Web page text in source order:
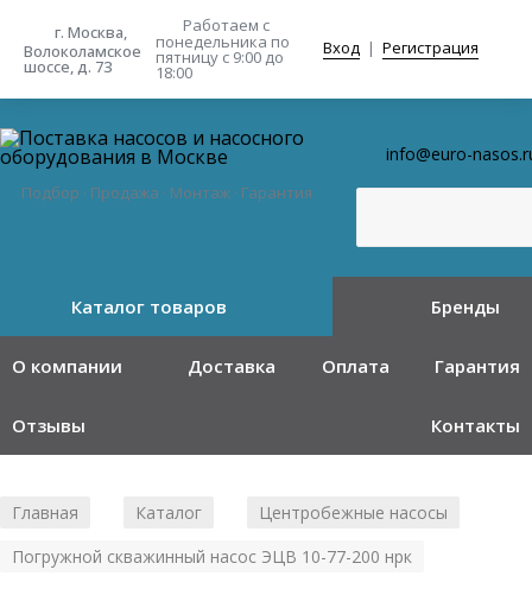
г. Москва,
Волоколамское
шоссе, д. 73
Работаем с
понедельника по
пятницу с 9:00 до
18:00
Вход | Регистрация
Подбор · Продажа · Монтаж · Гарантия
info@euro-
Каталог товаров Бренды
О компании Доставка Оплата Гарантия
Отзывы Контакты
Главная Каталог Центробежные насосы
Погружной скважинный насос ЭЦВ 10-77-200 нрк